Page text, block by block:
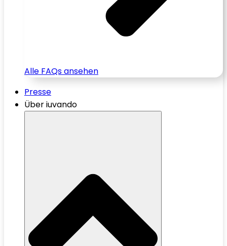
Alle FAQs ansehen
Presse
Über iuvando